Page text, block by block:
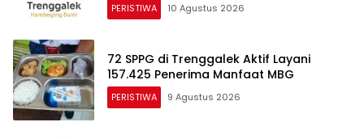
PERISTIWA 10 Agustus 2026
72 SPPG di Trenggalek Aktif Layani
157.425 Penerima Manfaat MBG
PERISTIWA 9 Agustus 2026